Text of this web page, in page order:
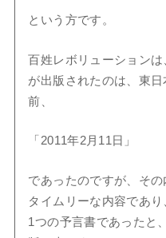
という方です。
百姓レボリューション
が出版されたのは、東
前、
「2011年2月11日」
であったのですが、そ
タイムリーな内容であり
1つの予言書であったと